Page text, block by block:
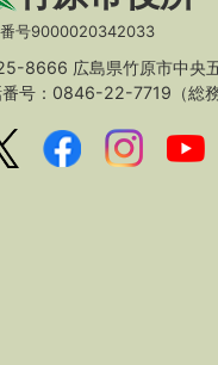
号9000020342033
8666 広島県竹原市中央
番号：0846-22-7719（総